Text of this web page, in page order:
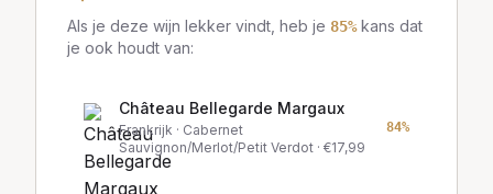
Als je deze wijn lekker vindt, heb je 85%kans dat
je ook houdt van:
Château Bellegarde Margaux
Frankrijk · Cabernet
Sauvignon/Merlot/Petit Verdot · €17,99
84%